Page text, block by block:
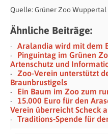
Quelle: Grüner Zoo Wuppertal
Ähnliche Beiträge:
Aralandia wird mit dem
Pinguintag im Grünen
Artenschutz und
Zoo-Verein unterstützt
Braunbrustigels
Ein Baum im Zoo zum
15.000 Euro für den
Verein überreicht Scheck
Traditions-Spende für